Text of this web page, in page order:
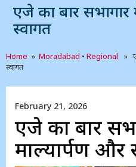
एजे का बार
स्वागत
Home » Moradabad • Regional »
स्वागत
February 21, 2026
एजे का बार
माल्यार्पण और